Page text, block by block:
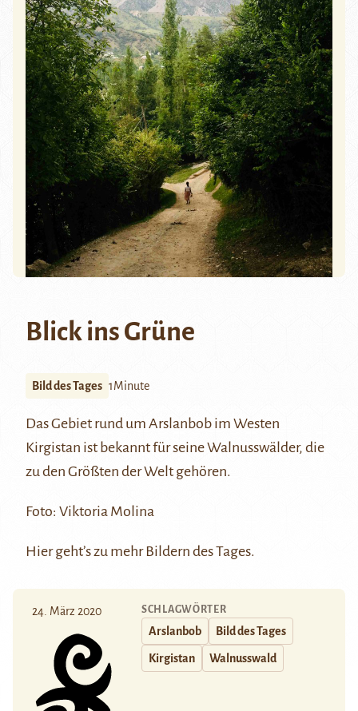
Blick ins Grüne
Bild des Tages 1Minute
Das Gebiet rund um Arslanbob im Westen
Kirgistan ist bekannt für seine Walnusswälder, die
zu den Größten der Welt gehören.
Foto: Viktoria Molina
Hiergeht’s zu mehr Bildern des Tages.
24. März 2020 SCHLAGWÖRTER
Arslanbob Bild des Tages
Kirgistan Walnusswald